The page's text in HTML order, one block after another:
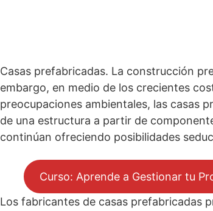
Casas prefabricadas. La construcción
embargo, en medio de los crecientes
preocupaciones ambientales, las casas
de una estructura a partir de
continúan ofreciendo posibilidades
Curso: Aprende a Gestionar tu
Los fabricantes de casas prefabricadas